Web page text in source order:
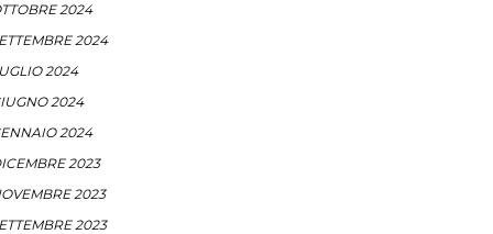
2024
2024
2024
2024
2024
2023
2023
2023